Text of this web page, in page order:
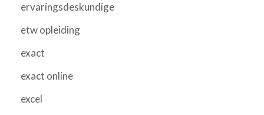
ervaringsdeskundige
etw opleiding
exact
exact online
excel